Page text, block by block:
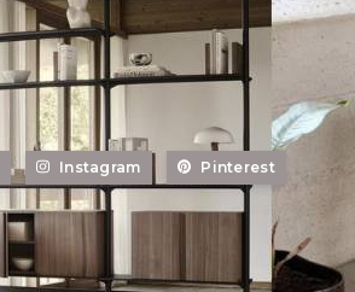
Instagram Pinterest